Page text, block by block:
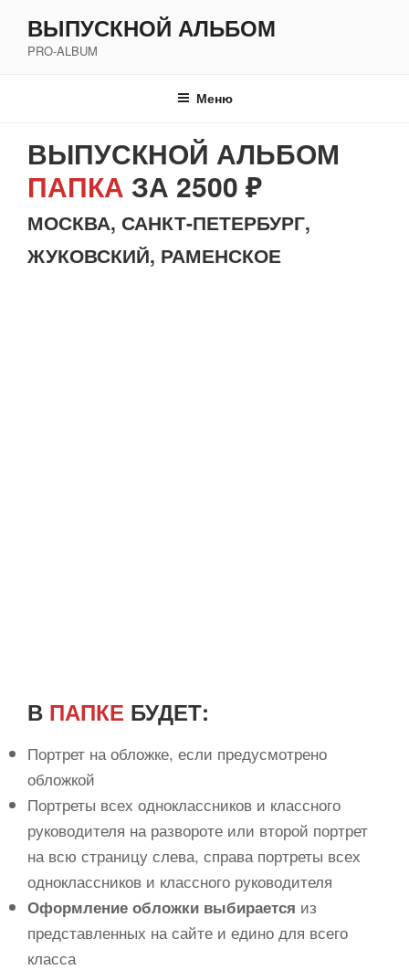
содержимому
ВЫПУСКНОЙ АЛЬБОМ
PRO-ALBUM
Меню
ВЫПУСКНОЙ АЛЬБОМ
ПАПКА ЗА 2500 ₽
МОСКВА, САНКТ-ПЕТЕРБУРГ,
ЖУКОВСКИЙ, РАМЕНСКОЕ
В ПАПКЕ БУДЕТ:
Портрет на обложке, если предусмотрено
обложкой
Портреты всех одноклассников и классного
руководителя на развороте или второй портрет
на всю страницу слева, справа портреты всех
одноклассников и классного руководителя
Оформление обложки выбирается из
представленных на сайте и едино для всего
класса